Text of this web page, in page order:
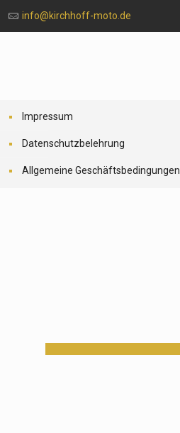
info@kirchhoff-moto.de
Impressum
Datenschutzbelehrung
Allgemeine Geschäftsbedingungen